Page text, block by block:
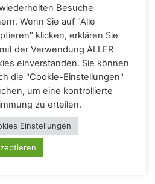
– Malerin
vorbehalten
Besuche
Wenn Sie auf "Alle
klicken, erklären Sie
der Verwendung ALLER
einverstanden. Sie können
die "Cookie-Einstellungen"
um eine kontrollierte
zu erteilen.
Einstellungen